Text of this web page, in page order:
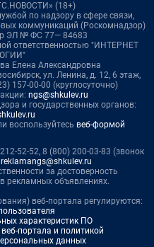
(18+)
по надзору в сфере связи,
коммуникаций (Роскомнадзор)
ЭЛ № ФС 77— 84683
ответственностью "ИНТЕРНЕТ
Елена Александровна
ул. Ленина, д. 12, 6 этаж,
157-00-00 (круглосуточно)
ngs@shkulev.ru
и государственных органов:
воспользуйтесь веб-формой
52-52, 8 (800) 200-03-83 (звонок
reklamangs@shkulev.ru
за достоверность
рекламных объявлениях.
веб-портала регулируются:
характеристик ПО
портала и политикой
данных